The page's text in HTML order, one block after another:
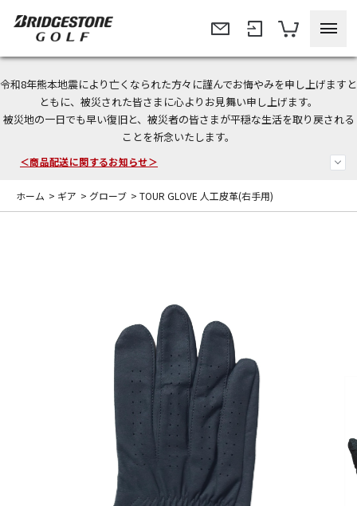
令和8年熊本地震により亡くなられた方々に謹んでお悔やみを申し上げますと
ともに、被災された皆さまに心よりお見舞い申し上げます。
被災地の一日でも早い復旧と、被災者の皆さまが平穏な生活を取り戻される
ことを祈念いたします。
＜夏季休暇中のご注文・発送・お問い合わせ＞
今なら新規会員登録で1,000円OFFクーポンプレゼント！
＜商品配送に関するお知らせ＞
ホーム > ギア > グローブ > TOUR GLOVE 人工皮革(右手用)